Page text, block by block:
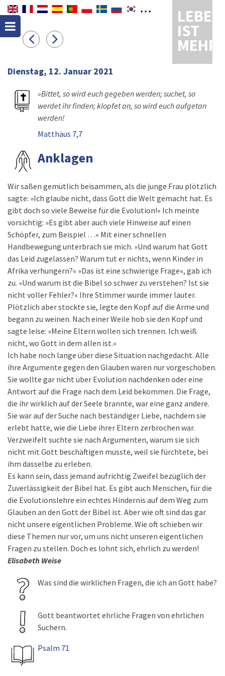
LEBEN
IST
MEHR
Dienstag, 12. Januar 2021
»Bittet, so wird euch gegeben werden; suchet, so
werdet ihr finden; klopfet an, so wird euch aufgetan
werden!
Matthäus 7,7
Anklagen
Wir saßen gemütlich beisammen, als die junge Frau plötzlich
sagte: »Ich glaube nicht, dass Gott die Welt gemacht hat. Es
gibt doch so viele Beweise für die Evolution!« Ich meinte
vorsichtig: »Es gibt aber auch viele Hinweise auf einen
Schöpfer, zum Beispiel …« Mit einer schnellen
Handbewegung unterbrach sie mich. »Und warum hat Gott
das Leid zugelassen? Warum tut er nichts, wenn Kinder in
Afrika verhungern?« »Das ist eine schwierige Frage«, gab ich
zu. »Und warum ist die Bibel so schwer zu verstehen? Ist sie
nicht voller Fehler?« Ihre Stimmer wurde immer lauter.
Plötzlich aber stockte sie, legte den Kopf auf die Arme und
begann zu weinen. Nach einer Weile hob sie den Kopf und
sagte leise: »Meine Eltern wollen sich trennen. Ich weiß
nicht, wo Gott in dem allen ist.«
Ich habe noch lange über diese Situation nachgedacht. Alle
ihre Argumente gegen den Glauben waren nur vorgeschoben.
Sie wollte gar nicht über Evolution nachdenken oder eine
Antwort auf die Frage nach dem Leid bekommen. Die Frage,
die ihr wirklich auf der Seele brannte, war eine ganz andere.
Sie war auf der Suche nach beständiger Liebe, nachdem sie
erlebt hatte, wie die Liebe ihrer Eltern zerbrochen war.
Verzweifelt suchte sie nach Argumenten, warum sie sich
nicht mit Gott beschäftigen musste, weil sie fürchtete, bei
ihm dasselbe zu erleben.
Es kann sein, dass jemand aufrichtig Zweifel bezüglich der
Zuverlässigkeit der Bibel hat. Es gibt auch Menschen, für die
die Evolutionslehre ein echtes Hindernis auf dem Weg zum
Glauben an den Gott der Bibel ist. Aber wie oft sind das gar
nicht unsere eigentlichen Probleme. Wie oft schieben wir
diese Themen nur vor, um uns nicht unseren eigentlichen
Fragen zu stellen. Doch es lohnt sich, ehrlich zu werden!
Elisabeth Weise
Was sind die wirklichen Fragen, die ich an Gott habe?
Gott beantwortet ehrliche Fragen von ehrlichen
Suchern.
Psalm 71